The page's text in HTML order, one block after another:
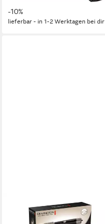
Temperaturstufen, für alle
Haartypen
-10%
lieferbar - in 1-2 Werktagen bei dir
Warmluftbürste